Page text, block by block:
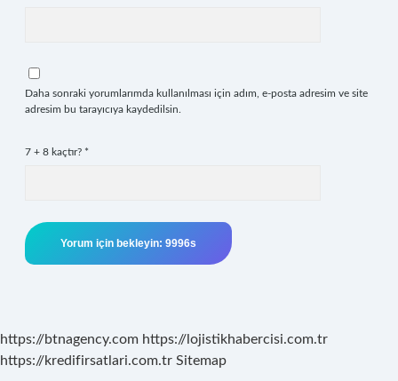
Daha sonraki yorumlarımda kullanılması için adım, e-posta adresim ve site
adresim bu tarayıcıya kaydedilsin.
7 + 8 kaçtır? *
https://btnagency.com https://lojistikhabercisi.com.tr
https://kredifirsatlari.com.tr Sitemap